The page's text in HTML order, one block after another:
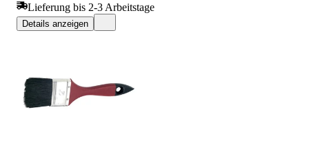
Lieferung bis 2-3 Arbeitstage
Details anzeigen